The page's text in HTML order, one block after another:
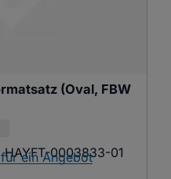
(Oval, FBW
HAYFT-0003833-01
ein Angebot